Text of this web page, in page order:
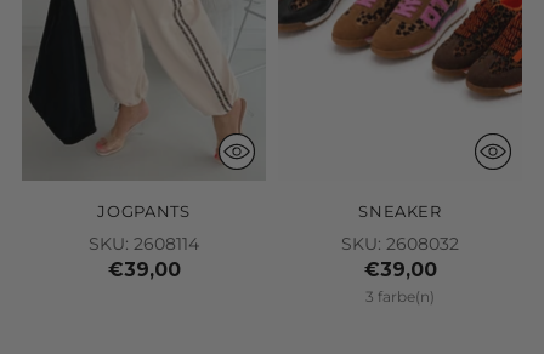
JOGPANTS
SKU: 2608114
€39,00
SNEAKER
SKU: 2608032
€39,00
3 farbe(n)